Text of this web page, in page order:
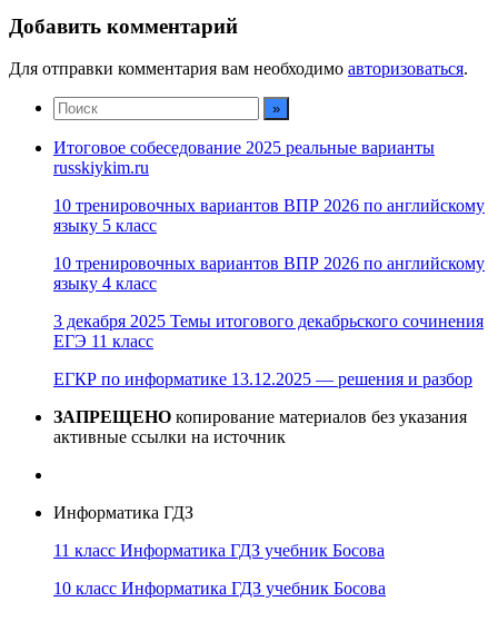
Добавить комментарий
Для отправки комментария вам необходимо авторизоваться.
Итоговое собеседование 2025 реальные варианты
russkiykim.ru
10 тренировочных вариантов ВПР 2026 по английскому
языку 5 класс
10 тренировочных вариантов ВПР 2026 по английскому
языку 4 класс
3 декабря 2025 Темы итогового декабрьского сочинения
ЕГЭ 11 класс
ЕГКР по информатике 13.12.2025 — решения и разбор
ЗАПРЕЩЕНО копирование материалов без указания
активные ссылки на источник
Информатика ГДЗ
11 класс Информатика ГДЗ учебник Босова
10 класс Информатика ГДЗ учебник Босова